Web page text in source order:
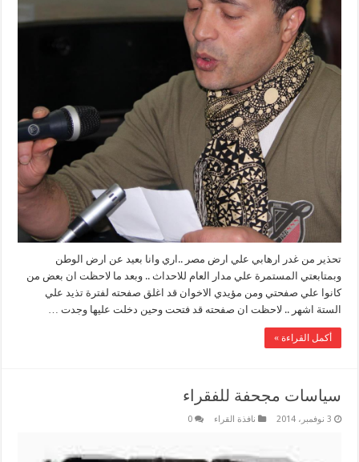
تحذير من غدر ارهابي علي ارض مصر ..اري وانا بعيد عن ارض الوطن
وبمتابعتي المستمرة علي مدار العام للاحداث .. وبعد ما لاحظت ان بعض من
كانوا علي صفحتي ومن مؤيدي الاخوان قد اغلق صفحته لفترة تذيد علي
الستة اشهر .. لاحظت ان صفحته قد فتحت وحين دخلت عليها وجدت …
أكمل القراءة »
سياسات مجحفة للفقراء
3 نوفمبر، 2014 نافذة القراء 0